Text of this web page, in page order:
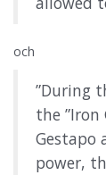
och
”During
the
Gestapo
power,